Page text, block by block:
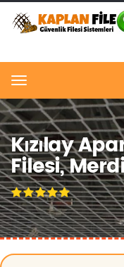
Menu
Kızılay
Filesi,